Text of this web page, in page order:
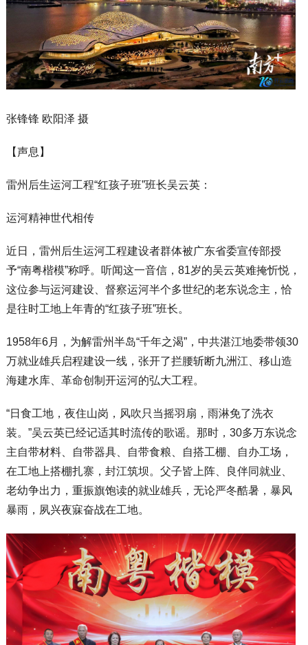
张锋锋 欧阳泽 摄
【声息】
雷州后生运河工程“红孩子班”班长吴云英：
运河精神世代相传
近日，雷州后生运河工程建设者群体被广东省委宣传部授
予“南粤楷模”称呼。听闻这一音信，81岁的吴云英难掩忻悦，
这位参与运河建设、督察运河半个多世纪的老东说念主，恰
是往时工地上年青的“红孩子班”班长。
1958年6月，为解雷州半岛“千年之渴”，中共湛江地委带领30
万就业雄兵启程建设一线，张开了拦腰斩断九洲江、移山造
海建水库、革命创制开运河的弘大工程。
“日食工地，夜住山岗，风吹只当摇羽扇，雨淋免了洗衣
装。”吴云英已经记适其时流传的歌谣。那时，30多万东说念
主自带材料、自带器具、自带食粮、自搭工棚、自办工场，
在工地上搭棚扎寨，封江筑坝。父子皆上阵、良伴同就业、
老幼争出力，重振旗饱读的就业雄兵，无论严冬酷暑，暴风
暴雨，夙兴夜寐奋战在工地。